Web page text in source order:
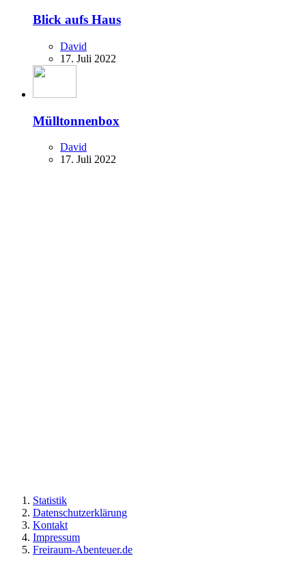
Blick aufs Haus
David
17. Juli 2022
Mülltonnenbox
David
17. Juli 2022
Statistik
Datenschutzerklärung
Kontakt
Impressum
Freiraum-Abenteuer.de